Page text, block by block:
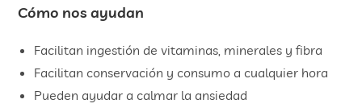
Cómo nos ayudan
Facilitan ingestión de vitaminas, minerales y fibra
Facilitan conservación y consumo a cualquier hora
Pueden ayudar a calmar la ansiedad